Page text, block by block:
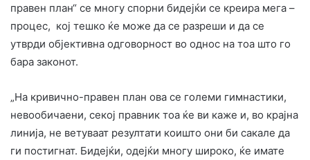
правен план“ се многу спорни бидејќи се креира мега –
процес, кој тешко ќе може да се разреши и да се
утврди објективна одговорност во однос на тоа што го
бара законот.
„На кривично-правен план ова се големи гимнастики,
невообичаени, секој правник тоа ќе ви каже и, во крајна
линија, не ветуваат резултати коишто они би сакале да
ги постигнат. Бидејќи, одејќи многу широко, ќе имате